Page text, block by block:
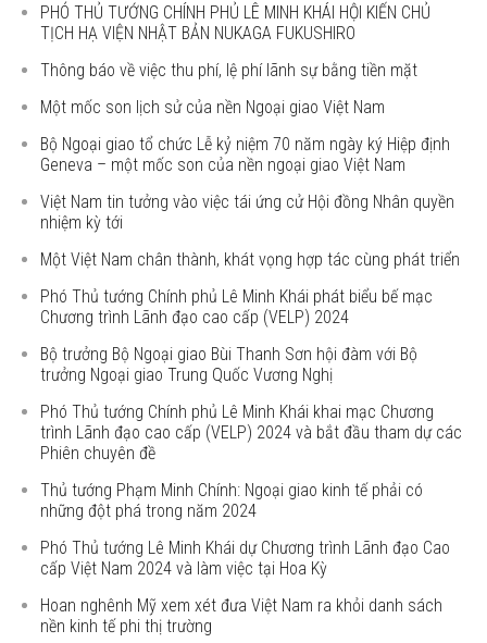
PHÓ THỦ TƯỚNG CHÍNH PHỦ LÊ MINH KHÁI HỘI KIẾN CHỦ
TỊCH HẠ VIỆN NHẬT BẢN NUKAGA FUKUSHIRO
Thông báo về việc thu phí, lệ phí lãnh sự bằng tiền mặt
Một mốc son lịch sử của nền Ngoại giao Việt Nam
Bộ Ngoại giao tổ chức Lễ kỷ niệm 70 năm ngày ký Hiệp định
Geneva – một mốc son của nền ngoại giao Việt Nam
Việt Nam tin tưởng vào việc tái ứng cử Hội đồng Nhân quyền
nhiệm kỳ tới
Một Việt Nam chân thành, khát vọng hợp tác cùng phát triển
Phó Thủ tướng Chính phủ Lê Minh Khái phát biểu bế mạc
Chương trình Lãnh đạo cao cấp (VELP) 2024
Bộ trưởng Bộ Ngoại giao Bùi Thanh Sơn hội đàm với Bộ
trưởng Ngoại giao Trung Quốc Vương Nghị
Phó Thủ tướng Chính phủ Lê Minh Khái khai mạc Chương
trình Lãnh đạo cao cấp (VELP) 2024 và bắt đầu tham dự các
Phiên chuyên đề
Thủ tướng Phạm Minh Chính: Ngoại giao kinh tế phải có
những đột phá trong năm 2024
Phó Thủ tướng Lê Minh Khái dự Chương trình Lãnh đạo Cao
cấp Việt Nam 2024 và làm việc tại Hoa Kỳ
Hoan nghênh Mỹ xem xét đưa Việt Nam ra khỏi danh sách
nền kinh tế phi thị trường